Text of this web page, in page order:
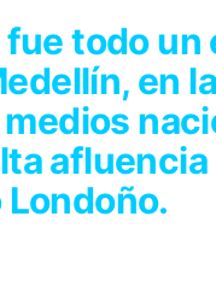
todo un
en
afluencia